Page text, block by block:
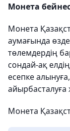
Монета
Монета
аумағында
төлемдердің
сондай-ақ
есепке
айырбасталуға
Монета